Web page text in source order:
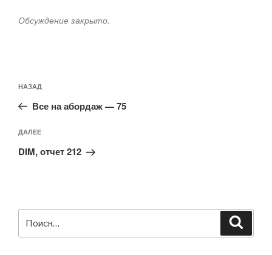
Обсуждение закрыто.
по
записям
Предыдущая
запись:
НАЗАД
Все на абордаж — 75
Следующая
запись
ДАЛЕЕ
DIM, отчет 212